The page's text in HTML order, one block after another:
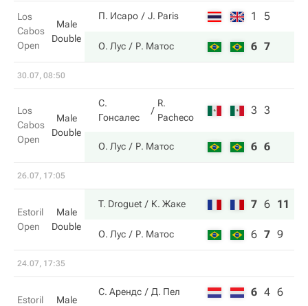
Los
Cabos
Open
Male
Double
П. Исаро J. Paris 1 5
О. Лус Р. Матос 6 7
30.07, 08:50
Los
Cabos
Open
Male
Double
С.
Гонсалес
R.
Pacheco
3 3
О. Лус Р. Матос 6 6
26.07, 17:05
Estoril
Open
Male
Double
T. Droguet К. Жаке 7 6 11
О. Лус Р. Матос 6 7 9
24.07, 17:35
Estoril
Male
С. Арендс Д. Пел 6 4 6